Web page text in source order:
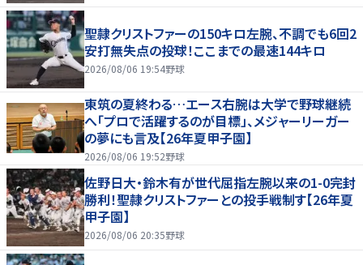
聖隷クリストファーの150キロ左腕、不調でも6回2
安打無失点の投球！ここまでの最速144キロ
2026/08/06 19:54野球
東筑の夏終わる…エース右腕は大学で野球継続
へ「プロで活躍するのが目標」、メジャーリーガー
の夢にも言及【26年夏甲子園】
2026/08/06 19:52野球
佐野日大・鈴木有が世代屈指左腕以来の1-0完封
勝利！聖隷クリストファーとの投手戦制す【26年夏
甲子園】
2026/08/06 20:35野球